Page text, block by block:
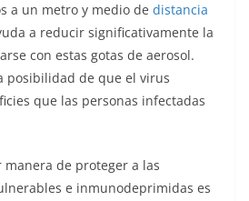
a un metro y medio de distancia
a reducir significativamente la
con estas gotas de aerosol.
posibilidad de que el virus
que las personas infectadas
manera de proteger a las
e inmunodeprimidas es